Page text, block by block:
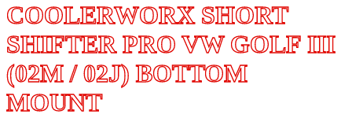
COOLERWORX SHORT
SHIFTER PRO VW GOLF III
(02M / 02J) BOTTOM
MOUNT